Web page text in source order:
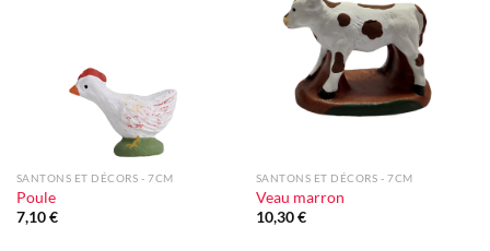
SANTONS ET DÉCORS - 7CM
Poule
7,10€
à la liste
d'envie
SANTONS ET DÉCORS - 7CM
Veau marron
10,30€